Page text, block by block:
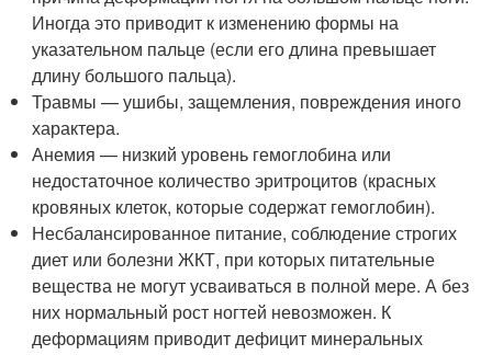
Иногда это приводит к изменению формы на
указательном пальце (если его длина превышает
длину большого пальца).
Травмы — ушибы, защемления, повреждения иного
характера.
Анемия — низкий уровень гемоглобина или
недостаточное количество эритроцитов (красных
кровяных клеток, которые содержат гемоглобин).
Несбалансированное питание, соблюдение строгих
диет или болезни ЖКТ, при которых питательные
вещества не могут усваиваться в полной мере. А без
них нормальный рост ногтей невозможен. К
деформациям приводит дефицит минеральных